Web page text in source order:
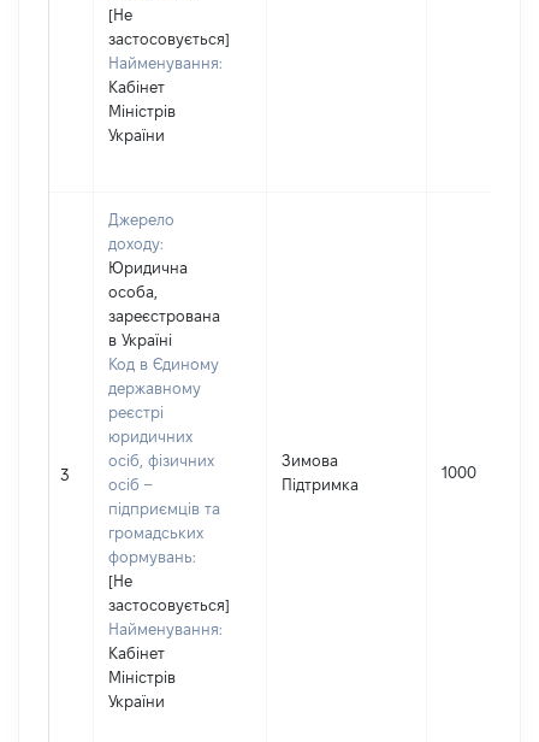
[Не
застосовується]
Найменування:
Кабінет
Міністрів
України
3
Джерело
доходу:
Юридична
особа,
зареєстрована
в Україні
Код в Єдиному
державному
реєстрі
юридичних
осіб, фізичних
осіб –
підприємців та
громадських
формувань:
[Не
застосовується]
Найменування:
Кабінет
Міністрів
України
Зимова
Підтримка
1000